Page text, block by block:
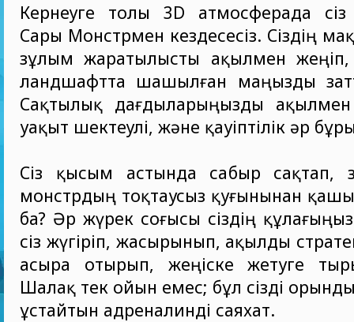
Кернеуге толы 3D атмосферада
Сары Монстрмен кездесесіз. Сіздің
зұлым жаратылысты ақылмен
ландшафтта шашылған маңызды
Сақтылық дағдыларыңызды
уақыт шектеулі, және қауіптілік әр
Сіз қысым астында сабыр сақтап,
монстрдың тоқтаусыз қуғынынан
ба? Әр жүрек соғысы сіздің
сіз жүгіріп, жасырынып, ақылды
асыра отырып, жеңіске жетуге
Шалақ тек ойын емес; бұл сізді
ұстайтын адреналинді саяхат.